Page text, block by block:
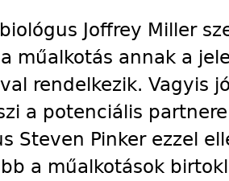
Joffrey Miller
műalkotás annak a
rendelkezik. Vagyis
a potenciális
Steven Pinker ezzel
a műalkotások